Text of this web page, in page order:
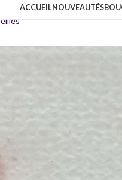
ACCUEILNOUVEAUTÉS